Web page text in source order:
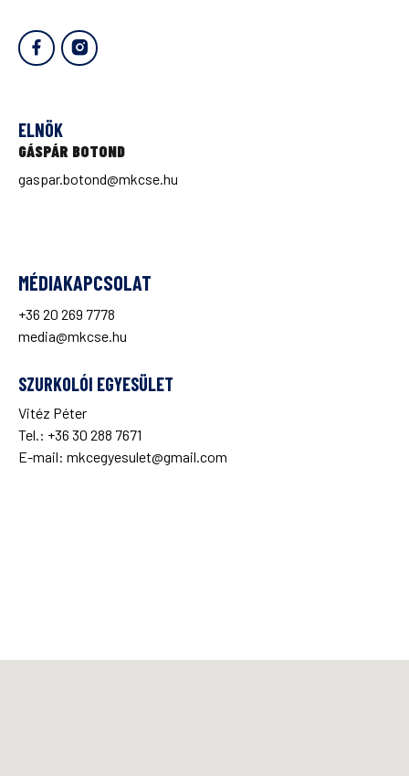
ELNÖK
GÁSPÁR BOTOND
gaspar.botond@mkcse.hu
MÉDIAKAPCSOLAT
+36 20 269 7778
media@mkcse.hu
SZURKOLÓI EGYESÜLET
Vitéz Péter
Tel.: +36 30 288 7671
E-mail: mkcegyesulet@gmail.com